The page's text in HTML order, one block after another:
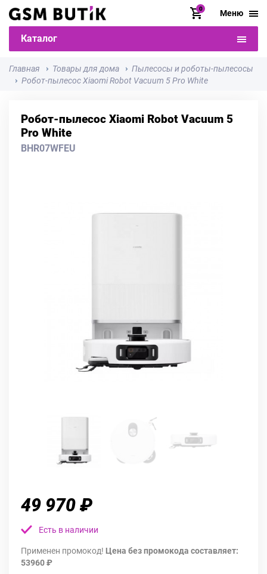
0 Меню
Каталог
Главная Товары для дома
Пылесосы и роботы-пылесосы
Робот-пылесос Xiaomi Robot Vacuum 5 Pro White
Робот-пылесос Xiaomi Robot Vacuum 5
Pro White
BHR07WFEU
49 970 ₽
Есть в наличии
Применен промокод! Цена без промокода составляет:
53960 ₽